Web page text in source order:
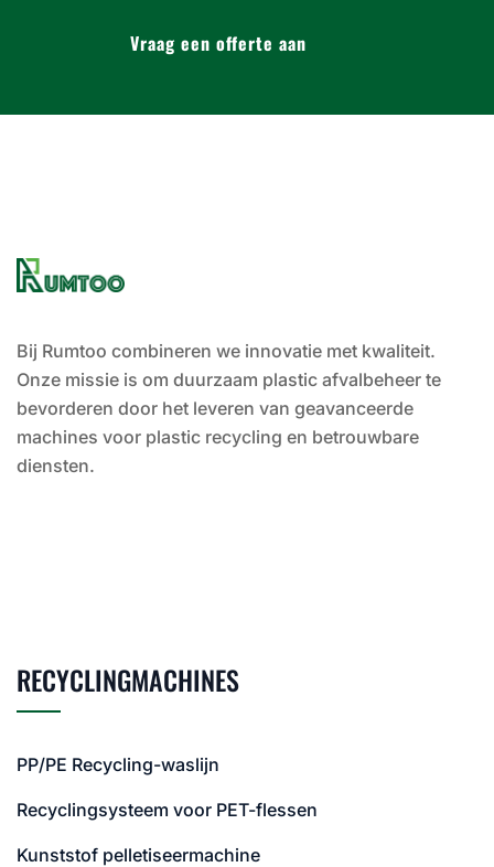
Vraag een offerte aan
Bij Rumtoo combineren we innovatie met kwaliteit.
Onze missie is om duurzaam plastic afvalbeheer te
bevorderen door het leveren van geavanceerde
machines voor plastic recycling en betrouwbare
diensten.
RECYCLINGMACHINES
PP/PE Recycling-waslijn
Recyclingsysteem voor PET-flessen
Kunststof pelletiseermachine